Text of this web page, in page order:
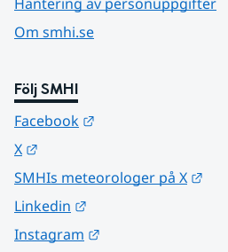
Om smhi.se
Följ SMHI
Facebook
X
SMHIs meteorologer på X
Linkedin
Instagram